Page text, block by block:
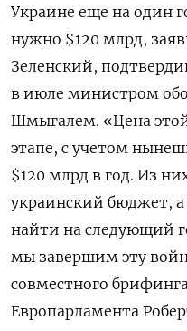
Украине еще на один
нужно $120 млрд,
Зеленский,
в июле министром
Шмыгалем. «Цена
этапе, с учетом
$120 млрд в год. Из
украинский бюджет,
найти на следующий
мы завершим эту
совместного
Европарламента